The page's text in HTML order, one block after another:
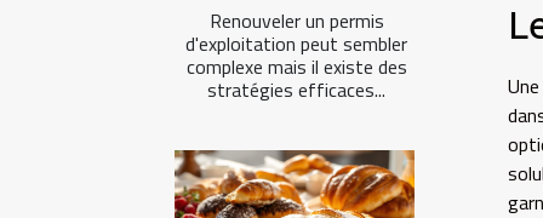
Renouveler un permis
d'exploitation peut sembler
complexe mais il existe des
stratégies efficaces...